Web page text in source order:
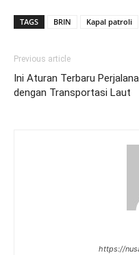
TAGS BRIN Kapal patroli
Previous article
Ini Aturan Terbaru
dengan Transportasi Laut
https://